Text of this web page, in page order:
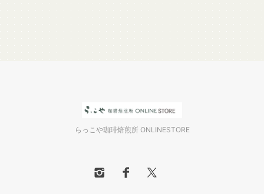
らっこや珈琲焙煎所 ONLINESTORE